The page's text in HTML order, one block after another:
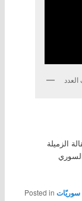
الزميلة
Posted in سوريّات